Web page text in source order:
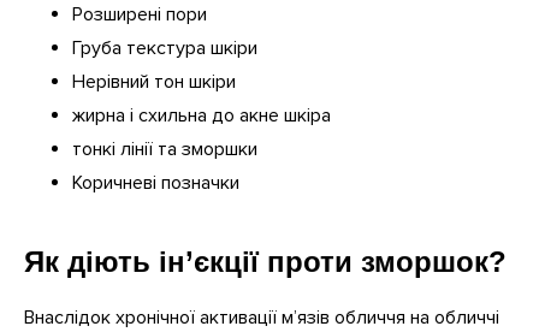
Розширені пори
Груба текстура шкіри
Нерівний тон шкіри
жирна і схильна до акне шкіра
тонкі лінії та зморшки
Коричневі позначки
Як діють ін’єкції проти зморшок?
Внаслідок хронічної активації м’язів обличчя на обличчі